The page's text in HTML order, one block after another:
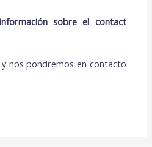
sobre el contact
y nos pondremos en contacto